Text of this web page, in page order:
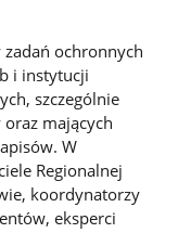
ochronnych
i instytucji
szczególnie
mających
W
Regionalnej
koordynatorzy
eksperci